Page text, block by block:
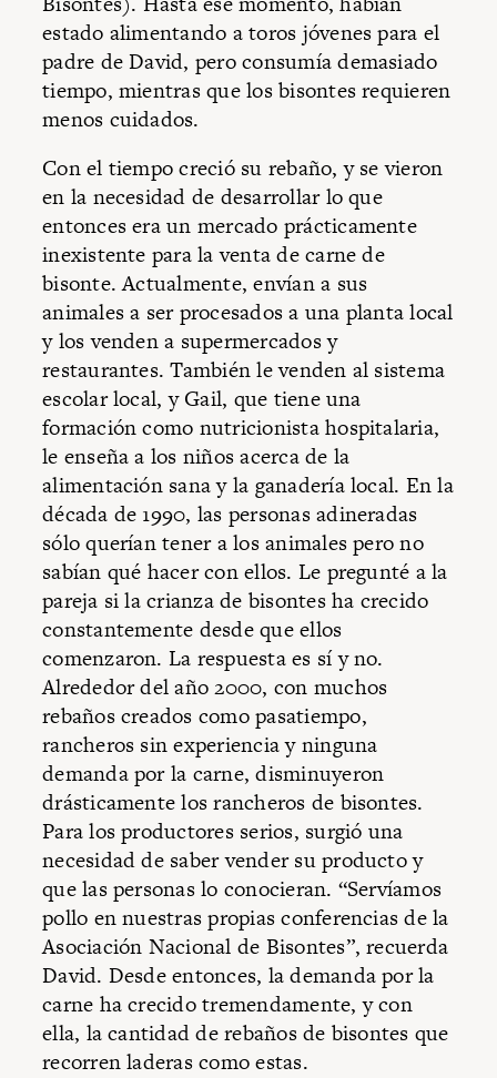
estado alimentando a toros jóvenes para el
padre de David, pero consumía demasiado
tiempo, mientras que los bisontes requieren
menos cuidados.
Con el tiempo creció su rebaño, y se vieron
en la necesidad de desarrollar lo que
entonces era un mercado prácticamente
inexistente para la venta de carne de
bisonte. Actualmente, envían a sus
animales a ser procesados a una planta local
y los venden a supermercados y
restaurantes. También le venden al sistema
escolar local, y Gail, que tiene una
formación como nutricionista hospitalaria,
le enseña a los niños acerca de la
alimentación sana y la ganadería local. En la
década de 1990, las personas adineradas
sólo querían tener a los animales pero no
sabían qué hacer con ellos. Le pregunté a la
pareja si la crianza de bisontes ha crecido
constantemente desde que ellos
comenzaron. La respuesta es sí y no.
Alrededor del año 2000, con muchos
rebaños creados como pasatiempo,
rancheros sin experiencia y ninguna
demanda por la carne, disminuyeron
drásticamente los rancheros de bisontes.
Para los productores serios, surgió una
necesidad de saber vender su producto y
que las personas lo conocieran. “Servíamos
pollo en nuestras propias conferencias de la
Asociación Nacional de Bisontes”, recuerda
David. Desde entonces, la demanda por la
carne ha crecido tremendamente, y con
ella, la cantidad de rebaños de bisontes que
recorren laderas como estas.